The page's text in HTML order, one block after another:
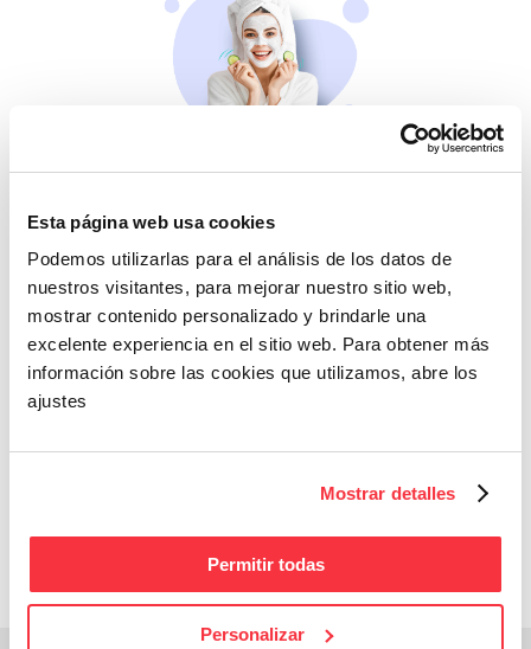
Esta página web usa cookies
Podemos utilizarlas para el análisis de los datos de
nuestros visitantes, para mejorar nuestro sitio web,
mostrar contenido personalizado y brindarle una
excelente experiencia en el sitio web. Para obtener más
información sobre las cookies que utilizamos, abre los
ajustes
Mostrar detalles
Permitir todas
Personalizar
Belleza
Si no te mimas tú…
Adelántate a todos y